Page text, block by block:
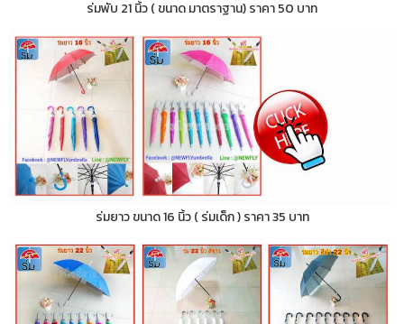
ร่มพับ 21 นิ้ว ( ขนาด มาตราฐาน) ราคา 50 บาท
ร่มยาว ขนาด 16 นิ้ว ( ร่มเด็ก ) ราคา 35 บาท